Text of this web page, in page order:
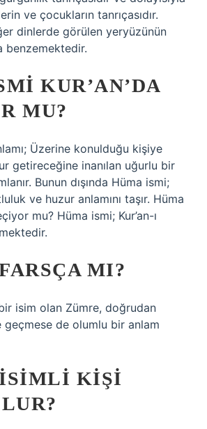
ve çocukların tanrıçasıdır.
dinlerde görülen yeryüzünün
benzemektedir.
KUR’AN’DA
MU?
Üzerine konulduğu kişiye
getireceğine inanılan uğurlu bir
Bunun dışında Hüma ismi;
ve huzur anlamını taşır. Hüma
mu? Hüma ismi; Kur’an-ı
MI?
isim olan Zümre, doğrudan
geçmese de olumlu bir anlam
KIŞI